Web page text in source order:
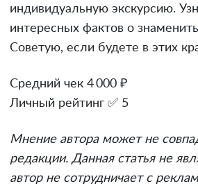
индивидуальную экскурсию.
интересных фактов о
Советую, если будете в этих
Средний чек 4 000 ₽
Личный рейтинг ✅ 5
Мнение автора может не
редакции. Данная статья не
автор не сотрудничает с